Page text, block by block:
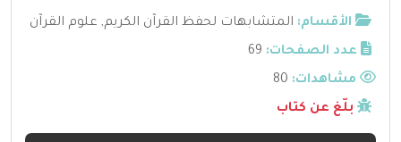
الأقسام: المتشابهات لحفظ القرآن الكريم, علوم القرآن
عدد الصفحات: 69
مشاهدات:
بلّغ عن كتاب